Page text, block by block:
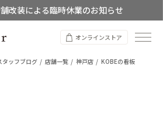
舗改装による臨時休業のお知らせ
】レディースオーダースーツ
オンラインストア
タッフブログ 店舗一覧 神戸店 KOBEの看板